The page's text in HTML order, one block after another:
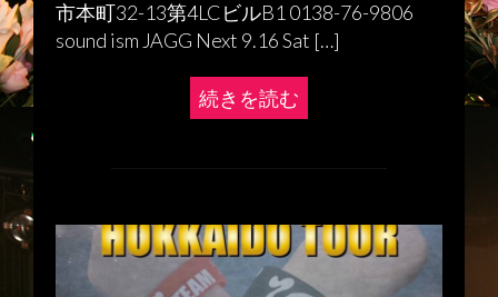
市本町32-13第4LCビルB1 0138-76-9806
sound ism JAGG Next 9.16 Sat […]
続きを読む